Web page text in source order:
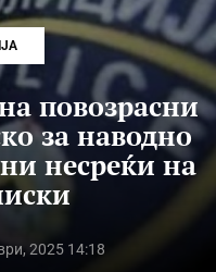
повозрасни
за наводно
несреќи на
2025 14:18